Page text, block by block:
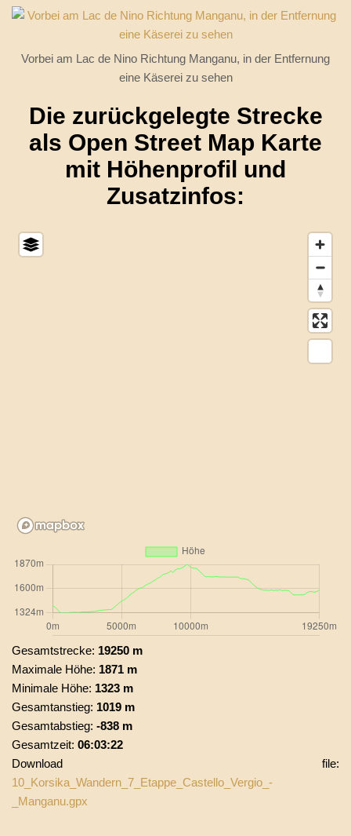
Vorbei am Lac de Nino Richtung Manganu, in der Entfernung
eine Käserei zu sehen
Die zurückgelegte Strecke
als Open Street Map Karte
mit Höhenprofil und
Zusatzinfos:
Gesamtstrecke: 19250 m
Maximale Höhe: 1871 m
Minimale Höhe: 1323 m
Gesamtanstieg: 1019 m
Gesamtabstieg: -838 m
Gesamtzeit: 06:03:22
Download file:
10_Korsika_Wandern_7_Etappe_Castello_Vergio_-
_Manganu.gpx